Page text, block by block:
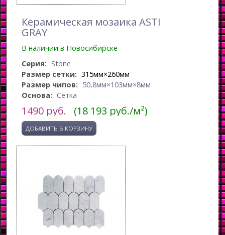
Керамическая мозаика ASTI
GRAY
В наличии в Новосибирске
Серия: Stone
Размер сетки: 315мм×260мм
Размер чипов: 50,8мм×103мм×8мм
Основа: Сетка
1490 руб. (18 193 руб./м²)